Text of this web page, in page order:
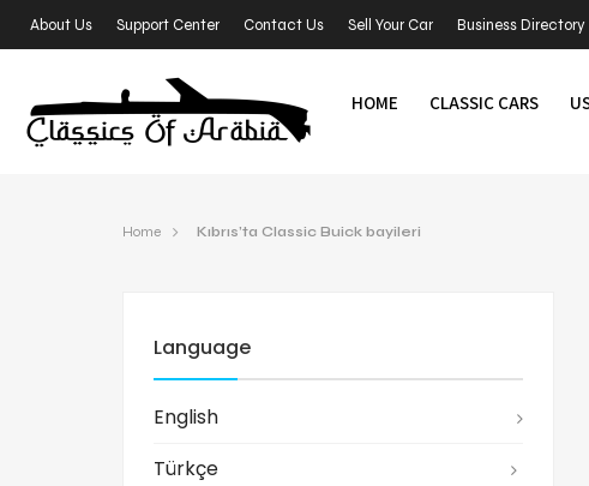
About Us Support Center Contact Us Sell Your Car Business Directory
HOME CLASSIC CARS
Home Kıbrıs’ta Classic Buick bayileri
Language
English
Türkçe